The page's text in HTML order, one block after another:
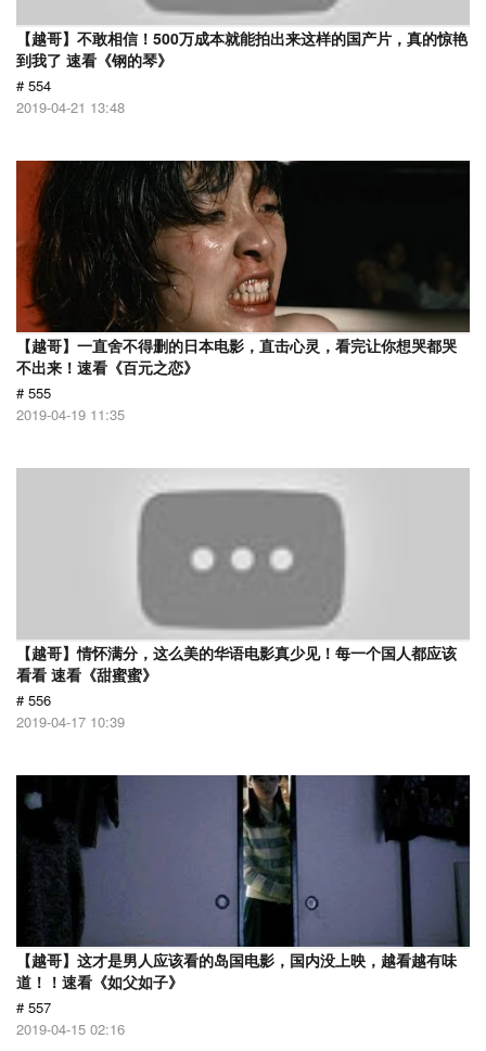
【越哥】不敢相信！500万成本就能拍出来这样的国产片，真的惊艳
到我了 速看《钢的琴》
# 554
2019-04-21 13:48
【越哥】一直舍不得删的日本电影，直击心灵，看完让你想哭都哭
不出来！速看《百元之恋》
# 555
2019-04-19 11:35
【越哥】情怀满分，这么美的华语电影真少见！每一个国人都应该
看看 速看《甜蜜蜜》
# 556
2019-04-17 10:39
【越哥】这才是男人应该看的岛国电影，国内没上映，越看越有味
道！！速看《如父如子》
# 557
2019-04-15 02:16